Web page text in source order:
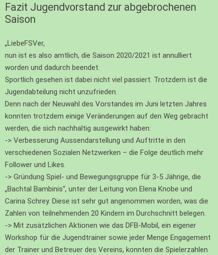
Fazit Jugendvorstand zur abgebrochenen
Saison
„LiebeFSVer,
nun ist es also amtlich, die Saison 2020/2021 ist annulliert
worden und dadurch beendet.
Sportlich gesehen ist dabei nicht viel passiert. Trotzdem ist die
Jugendabteilung nicht unzufrieden.
Denn nach der Neuwahl des Vorstandes im Juni letzten Jahres
konnten trotzdem einige Veränderungen auf den Weg gebracht
werden, die sich nachhaltig ausgewirkt haben:
-> Verbesserung Aussendarstellung und Auftritte in den
verschiedenen Sozialen Netzwerken – die Folge deutlich mehr
Follower und Likes.
-> Gründung Spiel- und Bewegungsgruppe für 3-5 Jährige, die
„Bachtal Bambinis“, unter der Leitung von Elena Knobe und
Carina Schrey. Diese ist sehr gut angenommen worden, was die
Zahlen von teilnehmenden 20 Kindern im Durchschnitt belegen.
-> Mit zusätzlichen Aktionen wie das DFB-Mobil, ein eigener
Workshop für die Jugendtrainer sowie jeder Menge Engagement
der Trainer und Betreuer des Vereins, konnten die Spielerzahlen